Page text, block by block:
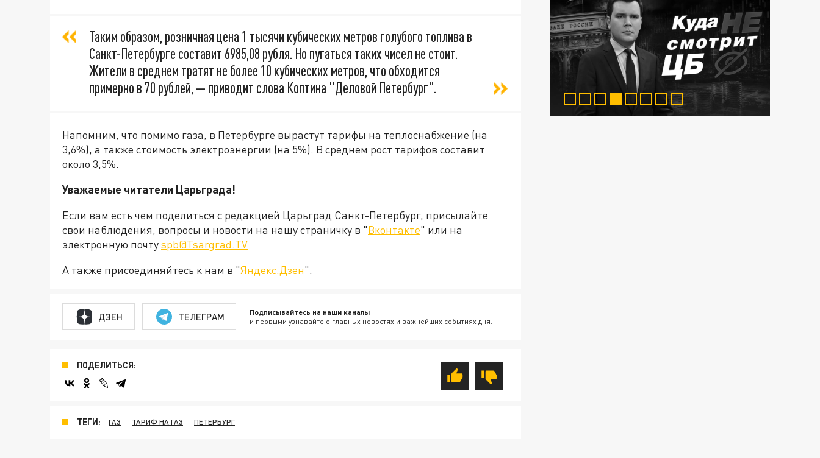
Таким образом, розничная цена 1 тысячи кубических метров голубого топлива в
Санкт-Петербурге составит 6985,08 рубля. Но пугаться таких чисел не стоит.
Жители в среднем тратят не более 10 кубических метров, что обходится
примерно в 70 рублей, — приводит слова Коптина "Деловой Петербург".
Напомним, что помимо газа, в Петербурге вырастут тарифы на теплоснабжение (на
3,6%), а также стоимость электроэнергии (на 5%). В среднем рост тарифов составит
около 3,5%.
Уважаемые читатели Царьграда!
Если вам есть чем поделиться с редакцией Царьград Санкт-Петербург, присылайте
свои наблюдения, вопросы и новости на нашу страничку в "Вконтакте" или на
электронную почтуspb@Tsargrad.TV
А также присоединяйтесь к нам в "Яндекс.Дзен".
ДЗЕН ТЕЛЕГРАМ Подписывайтесь на наши каналы
и первыми узнавайте о главных новостях и важнейших событиях дня.
ПОДЕЛИТЬСЯ:
ТЕГИ: ГАЗ ТАРИФ НА ГАЗ ПЕТЕРБУРГ